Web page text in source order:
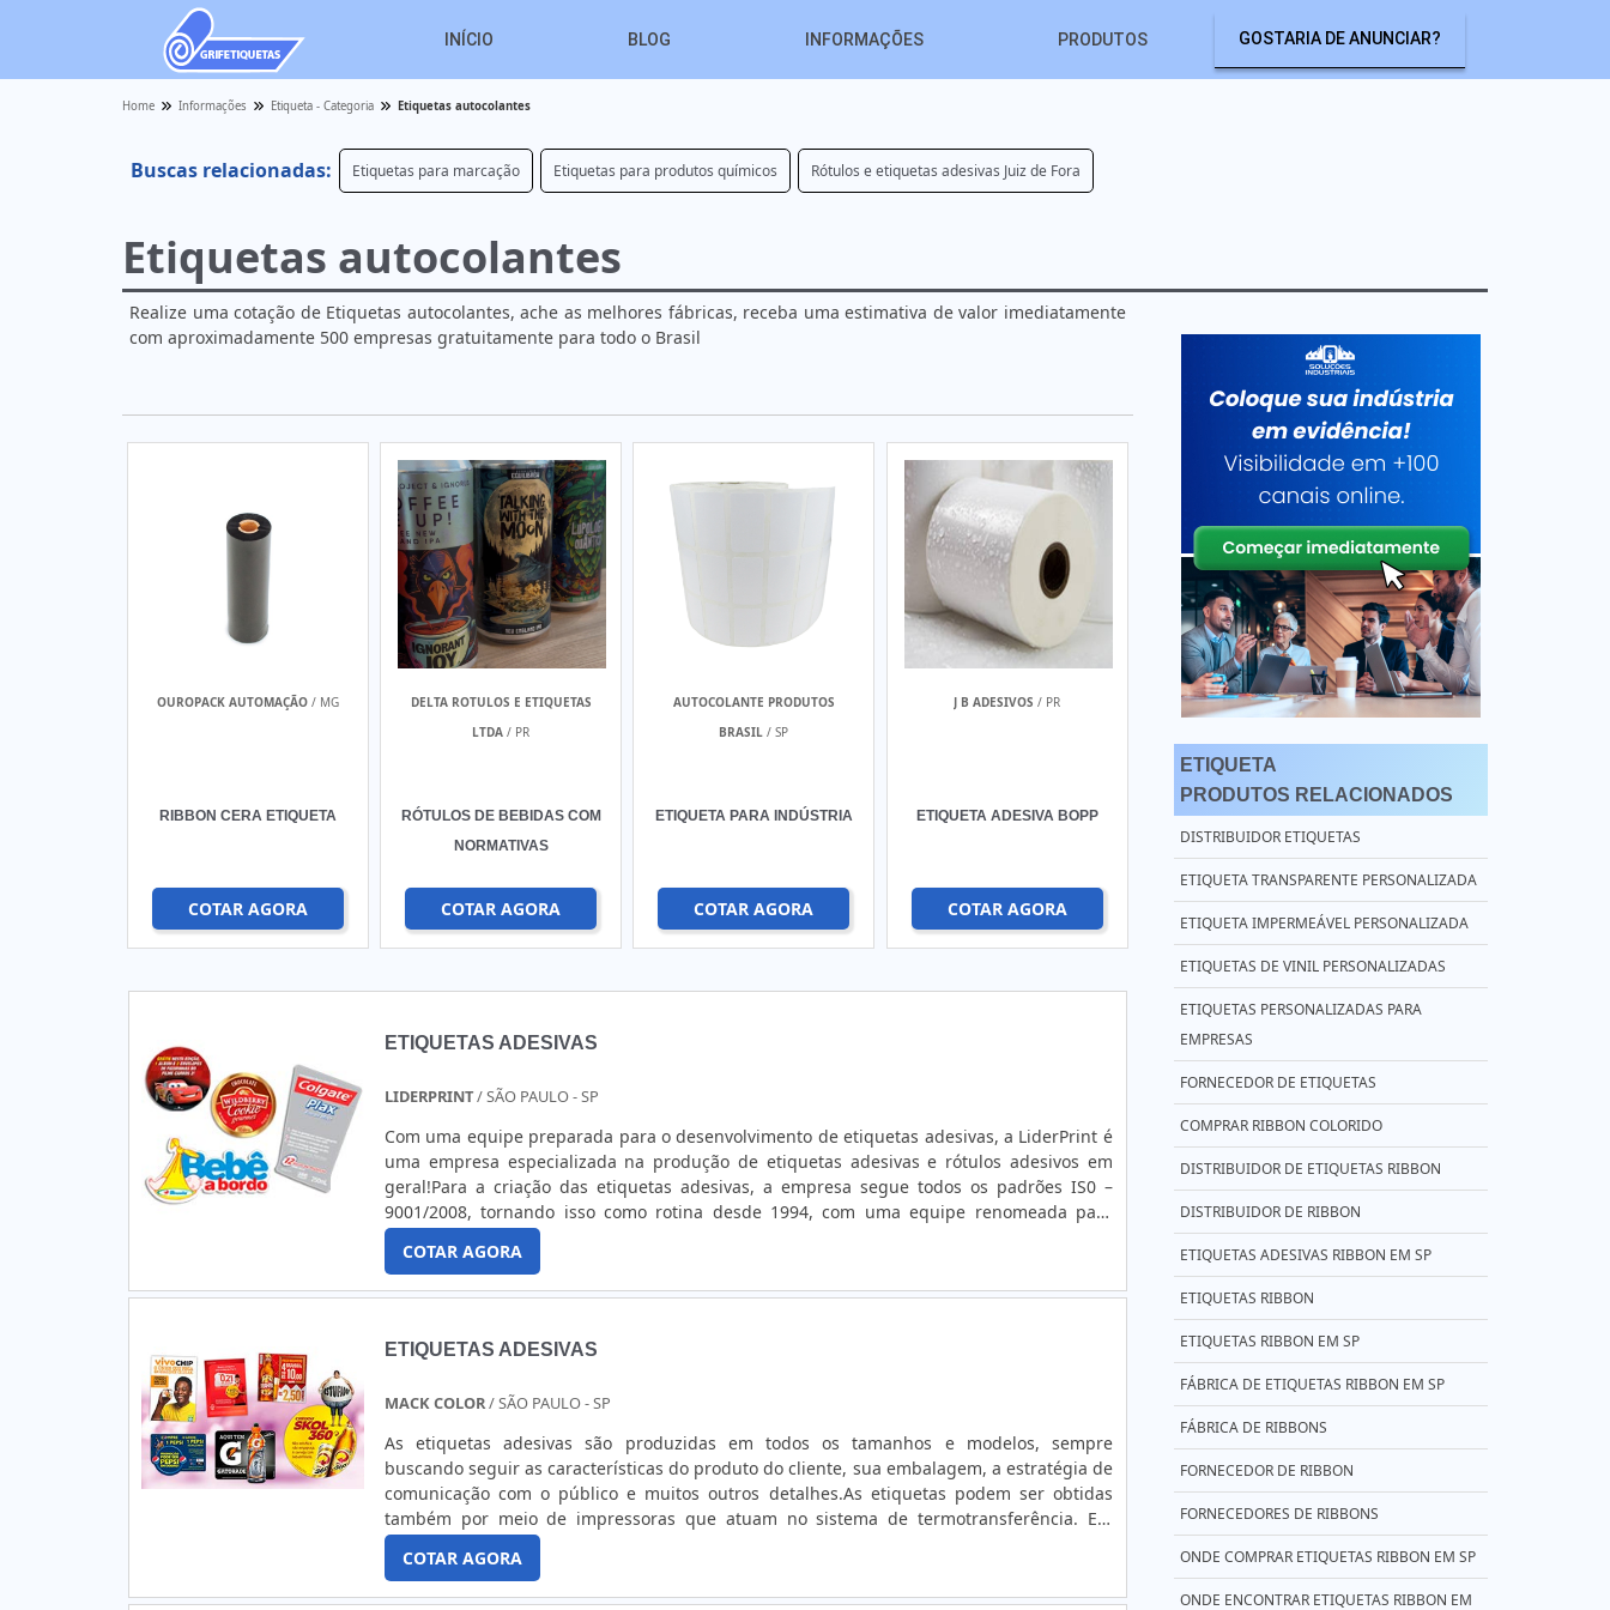
INÍCIO BLOG INFORMAÇÕES PRODUTOS GOSTARIA DE ANUNCIAR?
Home Informações Etiqueta - Categoria Etiquetas autocolantes
Buscas relacionadas: Etiquetas para marcação Etiquetas para produtos químicos Rótulos e etiquetas adesivas Juiz de Fora
Etiquetas autocolantes
Realize uma cotação de Etiquetas autocolantes, ache as melhores fábricas, receba uma estimativa de valor imediatamente
com aproximadamente 500 empresas gratuitamente para todo o Brasil
OUROPACK AUTOMAÇÃO / MG
RIBBON CERA ETIQUETA
COTAR AGORA
DELTA ROTULOS E ETIQUETAS
LTDA / PR
RÓTULOS DE BEBIDAS COM
NORMATIVAS
COTAR AGORA
AUTOCOLANTE PRODUTOS
BRASIL / SP
ETIQUETA PARA INDÚSTRIA
COTAR AGORA
J B ADESIVOS / PR
ETIQUETA ADESIVA BOPP
COTAR AGORA
ETIQUETAS ADESIVAS
LIDERPRINT/ SÃO PAULO - SP
Com uma equipe preparada para o desenvolvimento de etiquetas adesivas, a LiderPrint é
uma empresa especializada na produção de etiquetas adesivas e rótulos adesivos em
geral!Para a criação das etiquetas adesivas, a empresa segue todos os padrões IS0 –
9001/2008, tornando isso como rotina desde 1994, com uma equipe renomeada para
atender todos seus clientes.Além de criar etiquetas adesivas, a LiderPrint confecciona
diversos produtos utilizando materiais como:- Polietileno;- Couchê;- Branco Fosco;-
Transparente e Metalizado;- PVC;- Vinil branco e transparente;- BOPP branco;- Polietileno;-
saber mais sobre o produto ou dúvidas, entre em contato diretamente com a empresa.
COTAR AGORA
ETIQUETAS ADESIVAS
MACK COLOR/ SÃO PAULO - SP
As etiquetas adesivas são produzidas em todos os tamanhos e modelos, sempre
buscando seguir as características do produto do cliente, sua embalagem, a estratégia de
comunicação com o público e muitos outros detalhes.As etiquetas podem ser obtidas
também por meio de impressoras que atuam no sistema de termotransferência. Em
algumas situações, a empresa também trabalha com materiais especiais, etiquetas de
segurança e etiquetas feitas para produtos que ficam em locais com temperaturas que
variam ao extremo (temperaturas muito altas ou refrigeradas).Etiquetas promocionaisAs
COTAR AGORA
ETIQUETA
PRODUTOS RELACIONADOS
DISTRIBUIDOR ETIQUETAS
ETIQUETA TRANSPARENTE PERSONALIZADA
ETIQUETA IMPERMEÁVEL PERSONALIZADA
ETIQUETAS DE VINIL PERSONALIZADAS
ETIQUETAS PERSONALIZADAS PARA
EMPRESAS
FORNECEDOR DE ETIQUETAS
COMPRAR RIBBON COLORIDO
DISTRIBUIDOR DE ETIQUETAS RIBBON
DISTRIBUIDOR DE RIBBON
ETIQUETAS ADESIVAS RIBBON EM SP
ETIQUETAS RIBBON
ETIQUETAS RIBBON EM SP
FÁBRICA DE ETIQUETAS RIBBON EM SP
FÁBRICA DE RIBBONS
FORNECEDOR DE RIBBON
FORNECEDORES DE RIBBONS
ONDE COMPRAR ETIQUETAS RIBBON EM SP
ONDE ENCONTRAR ETIQUETAS RIBBON EM